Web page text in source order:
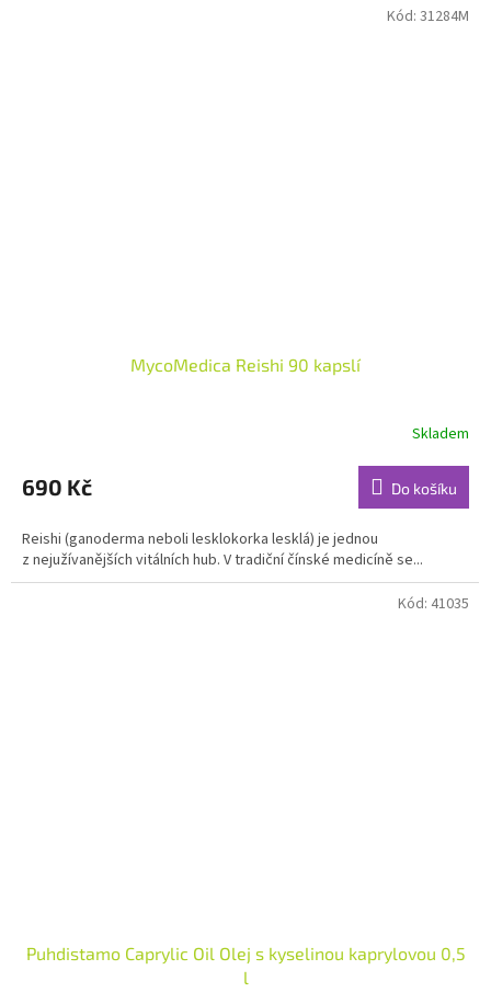
MycoMedica Reishi 90 kapslí
produktu
je
z
5
hvězdiček.
Skladem
690 Kč Do košíku
Reishi (ganoderma neboli lesklokorka lesklá) je jednou
z nejužívanějších vitálních hub. V tradiční čínské medicíně se...
Kód: 31284M
Puhdistamo Caprylic Oil Olej s kyselinou kaprylovou 0,5
l
Kód: 41035